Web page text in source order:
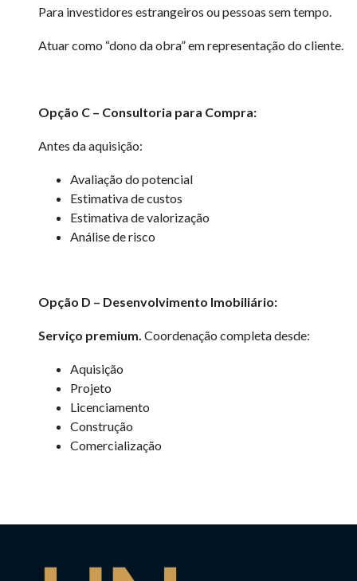
Para investidores estrangeiros ou pessoas sem tempo.
Atuar como “dono da obra” em representação do cliente.
Opção C – Consultoria para Compra:
Antes da aquisição:
Avaliação do potencial
Estimativa de custos
Estimativa de valorização
Análise de risco
Opção D – Desenvolvimento Imobiliário:
Serviço premium. Coordenação completa desde:
Aquisição
Projeto
Licenciamento
Construção
Comercialização